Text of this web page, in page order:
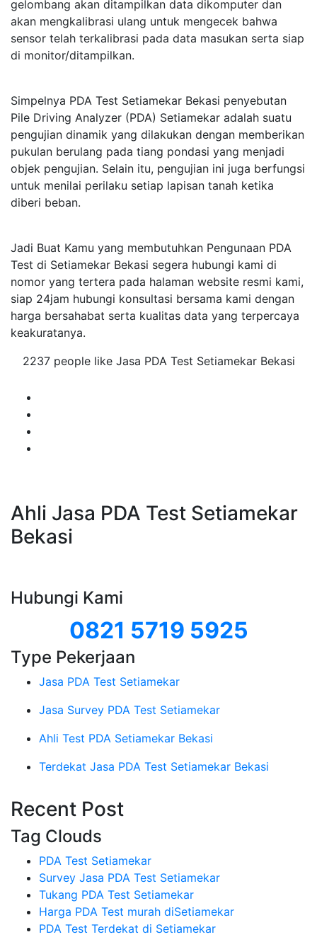
gelombang akan ditampilkan data dikomputer dan
akan mengkalibrasi ulang untuk mengecek bahwa
sensor telah terkalibrasi pada data masukan serta siap
di monitor/ditampilkan.
Simpelnya PDA Test Setiamekar Bekasi penyebutan
Pile Driving Analyzer (PDA) Setiamekar adalah suatu
pengujian dinamik yang dilakukan dengan memberikan
pukulan berulang pada tiang pondasi yang menjadi
objek pengujian. Selain itu, pengujian ini juga berfungsi
untuk menilai perilaku setiap lapisan tanah ketika
diberi beban.
Jadi Buat Kamu yang membutuhkan Pengunaan PDA
Test di Setiamekar Bekasi segera hubungi kami di
nomor yang tertera pada halaman website resmi kami,
siap 24jam hubungi konsultasi bersama kami dengan
harga bersahabat serta kualitas data yang terpercaya
keakuratanya.
2237 people like Jasa PDA Test Setiamekar Bekasi
Ahli Jasa PDA Test Setiamekar
Bekasi
Hubungi Kami
0821 5719 5925
Type Pekerjaan
Jasa PDA Test Setiamekar
Jasa Survey PDA Test Setiamekar
Ahli Test PDA Setiamekar Bekasi
Terdekat Jasa PDA Test Setiamekar Bekasi
Recent Post
Tag Clouds
PDA Test Setiamekar
Survey Jasa PDA Test Setiamekar
Tukang PDA Test Setiamekar
Harga PDA Test murah diSetiamekar
PDA Test Terdekat di Setiamekar